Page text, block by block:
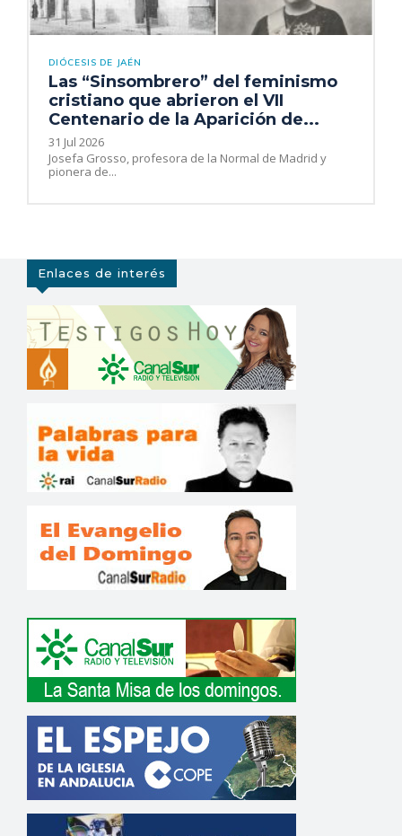
DIÓCESIS DE JAÉN
Las “Sinsombrero” del feminismo
cristiano que abrieron el VII
Centenario de la Aparición de...
31 Jul 2026
Josefa Grosso, profesora de la Normal de Madrid y
pionera de...
Enlaces de interés